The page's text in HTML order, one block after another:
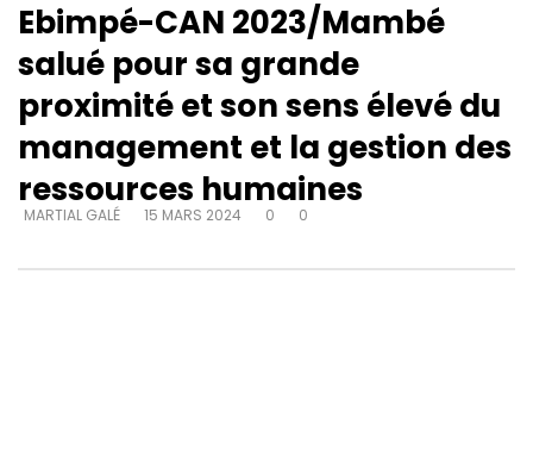
Ebimpé-CAN 2023/Mambé
salué pour sa grande
proximité et son sens élevé du
management et la gestion des
ressources humaines
MARTIAL GALÉ 15 MARS 2024 0 0